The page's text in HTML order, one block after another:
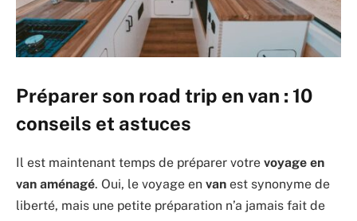
Préparer son road trip en van : 10
conseils et astuces
Il est maintenant temps de préparer votre voyage en
van aménagé. Oui, le voyage en van est synonyme de
liberté, mais une petite préparation n’a jamais fait de